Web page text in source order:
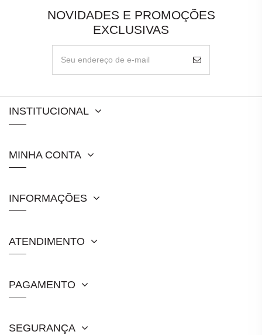
NOVIDADES E PROMOÇÕES
EXCLUSIVAS
INSTITUCIONAL
MINHA CONTA
INFORMAÇÕES
ATENDIMENTO
PAGAMENTO
SEGURANÇA